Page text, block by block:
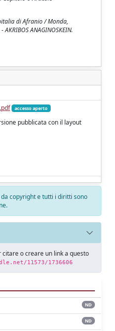
di Afranio / Monda,
ANAGINOSKEIN.
accesso aperto
pubblicata con il layout
copyright e tutti i diritti sono
o creare un link a questo
11573/1736606
ND
ND